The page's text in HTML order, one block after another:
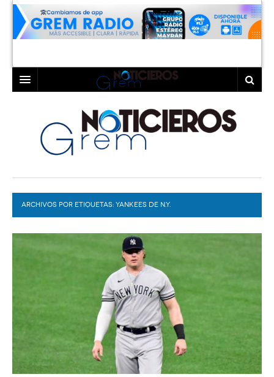
LAGUNA
TORREÓN
GÓMEZ PALACIO
LERDO
COAHUILA
DURANGO
DEPORTES
EXA INFORMA
CONTEXTOS
TRAYECTO LAGUNA
A MEDIA MAÑANA
DIÁLOGOS CON LA HISTORIA
TWEETS AND BEATS
LA MEJOR 97.1 ESTÉREO GALLITO
COLABORADORES
ACTUALIDADES GREM
ARCHIVOS POR ETIQUETAS: YANKEES DE N.Y.